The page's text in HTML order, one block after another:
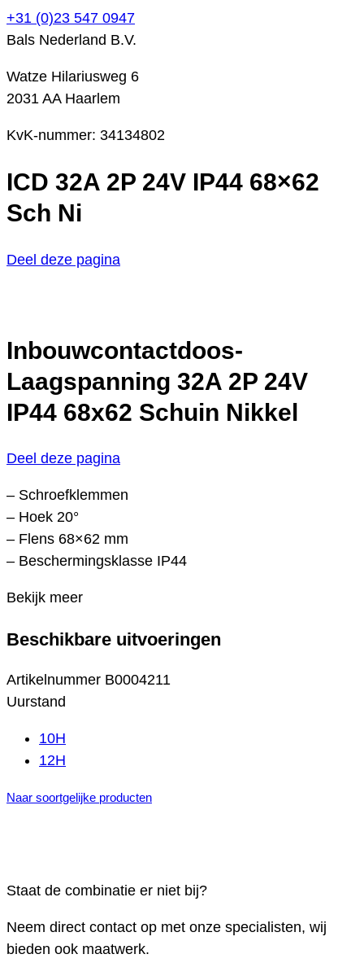
+31 (0)23 547 0947
Bals Nederland B.V.
Watze Hilariusweg 6
2031 AA Haarlem
KvK-nummer: 34134802
ICD 32A 2P 24V IP44 68×62
Sch Ni
Deel deze pagina
Inbouwcontactdoos-
Laagspanning 32A 2P 24V
IP44 68x62 Schuin Nikkel
Deel deze pagina
– Schroefklemmen
– Hoek 20°
– Flens 68×62 mm
– Beschermingsklasse IP44
Bekijk meer
Beschikbare uitvoeringen
Artikelnummer B0004211
Uurstand
10H
12H
Naar soortgelijke producten
Staat de combinatie er niet bij?
Neem direct contact op met onze specialisten, wij
bieden ook maatwerk.